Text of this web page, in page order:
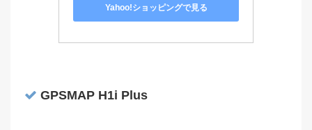
Yahoo!ショッピングで見る
GPSMAP H1i Plus